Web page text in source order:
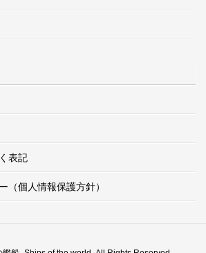
表記
（個人情報保護方針）